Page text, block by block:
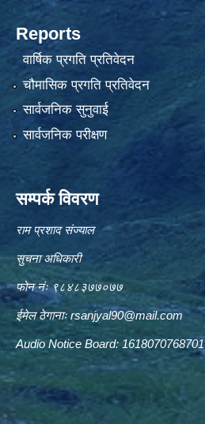
Reports
वार्षिक प्रगति प्रतिवेदन
चौमासिक प्रगति प्रतिवेदन
सार्वजनिक सुनुवाई
सार्वजनिक परीक्षण
सम्पर्क विवरण
राम प्रशाद संज्याल
सुचना अधिकारी
फोन नंः ९८४८३७७०७७
ईमेल ठेगानाःrsanjyal90@mail.com
Audio Notice Board: 1618070768701